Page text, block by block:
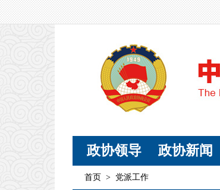
政协领导 政协新闻
首页 > 党派工作